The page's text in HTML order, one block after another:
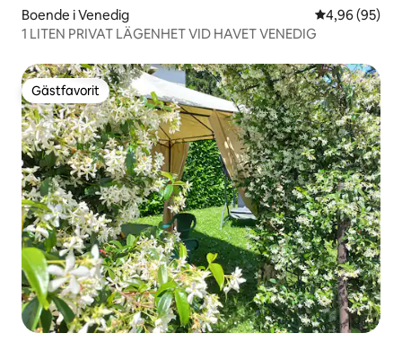
Boende i Venedig 4,96 av 5 i
4,96 (95)
1 LITEN PRIVAT LÄGENHET VID HAVET VENEDIG
Gästfavorit
Gästfavorit